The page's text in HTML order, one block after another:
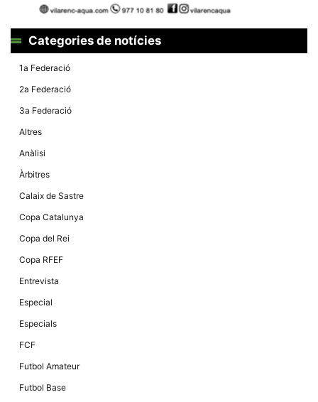
Categories de notícies
1a Federació
2a Federació
3a Federació
Altres
Anàlisi
Àrbitres
Calaix de Sastre
Copa Catalunya
Copa del Rei
Copa RFEF
Entrevista
Especial
Especials
FCF
Futbol Amateur
Futbol Base
En compartir